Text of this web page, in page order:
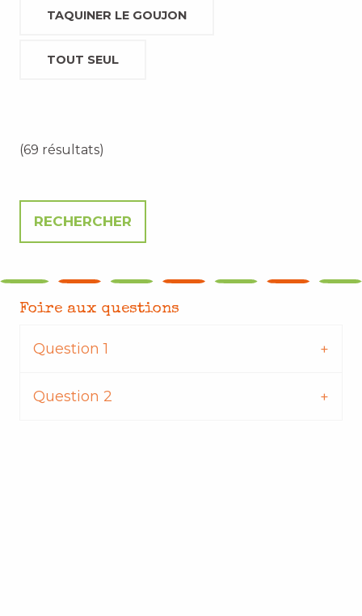
TAQUINER LE GOUJON
TOUT SEUL
(69 résultats)
Foire aux questions
Question 1
Question 2